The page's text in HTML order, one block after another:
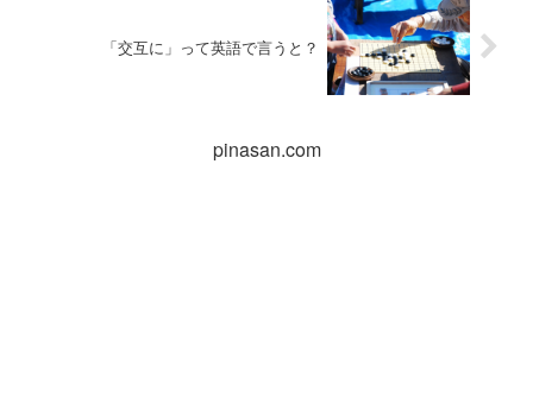
「交互に」って英語で言うと？
pinasan.com